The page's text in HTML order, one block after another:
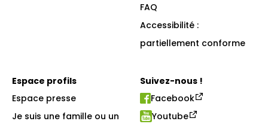
FAQ
Accessibilité :
partiellement conforme
Espace profils
Espace presse
Je suis une famille ou un
Suivez-nous !
Facebook
Youtube